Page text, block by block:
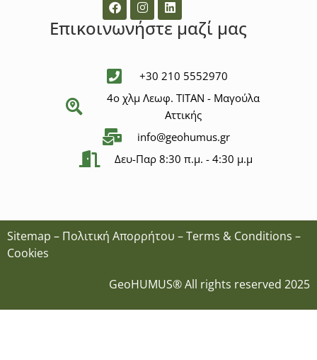
Επικοινωνήστε μαζί μας
+30 210 5552970
4ο χλμ Λεωφ. ΤΙΤΑΝ - Μαγούλα
Αττικής
info@geohumus.gr
Δευ-Παρ 8:30 π.μ. - 4:30 μ.μ
Sitemap – Πολιτική Απορρήτου –Terms & Conditions –
Cookies
GeoHUMUS® All rights reserved 2025